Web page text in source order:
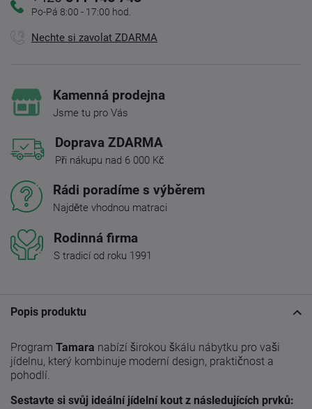
Po-Pá 8:00 - 17:00 hod.
Nechte si zavolat ZDARMA
Kamenná prodejna
Jsme tu pro Vás
Doprava ZDARMA
Při nákupu nad 6 000 Kč
Rádi poradíme s výběrem
Najděte vhodnou matraci
Rodinná firma
S tradicí od roku 1991
Popis produktu
Program Tamara nabízí širokou škálu nábytku pro vaši
jídelnu, který kombinuje moderní design, praktičnost a
pohodlí.
Sestavte si svůj ideální jídelní kout z následujících prvků: